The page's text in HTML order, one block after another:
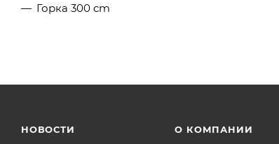
Горка 300 cm
НОВОСТИ О КОМПАНИИ